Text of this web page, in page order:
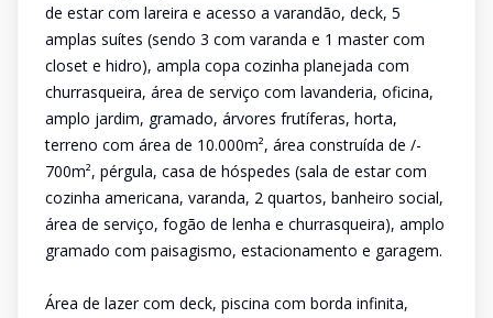
de estar com lareira e acesso a varandão, deck, 5
amplas suítes (sendo 3 com varanda e 1 master com
closet e hidro), ampla copa cozinha planejada com
churrasqueira, área de serviço com lavanderia, oficina,
amplo jardim, gramado, árvores frutíferas, horta,
terreno com área de 10.000m², área construída de /-
700m², pérgula, casa de hóspedes (sala de estar com
cozinha americana, varanda, 2 quartos, banheiro social,
área de serviço, fogão de lenha e churrasqueira), amplo
gramado com paisagismo, estacionamento e garagem.
Área de lazer com deck, piscina com borda infinita,